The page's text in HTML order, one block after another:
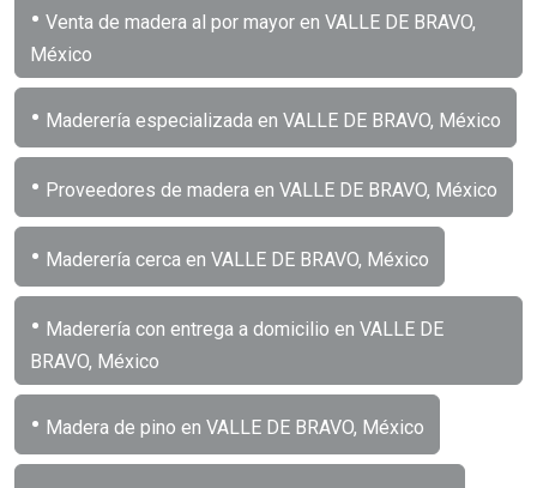
• Venta de madera al por mayor en VALLE DE BRAVO,
México
• Maderería especializada en VALLE DE BRAVO, México
• Proveedores de madera en VALLE DE BRAVO, México
• Maderería cerca en VALLE DE BRAVO, México
• Maderería con entrega a domicilio en VALLE DE
BRAVO, México
• Madera de pino en VALLE DE BRAVO, México